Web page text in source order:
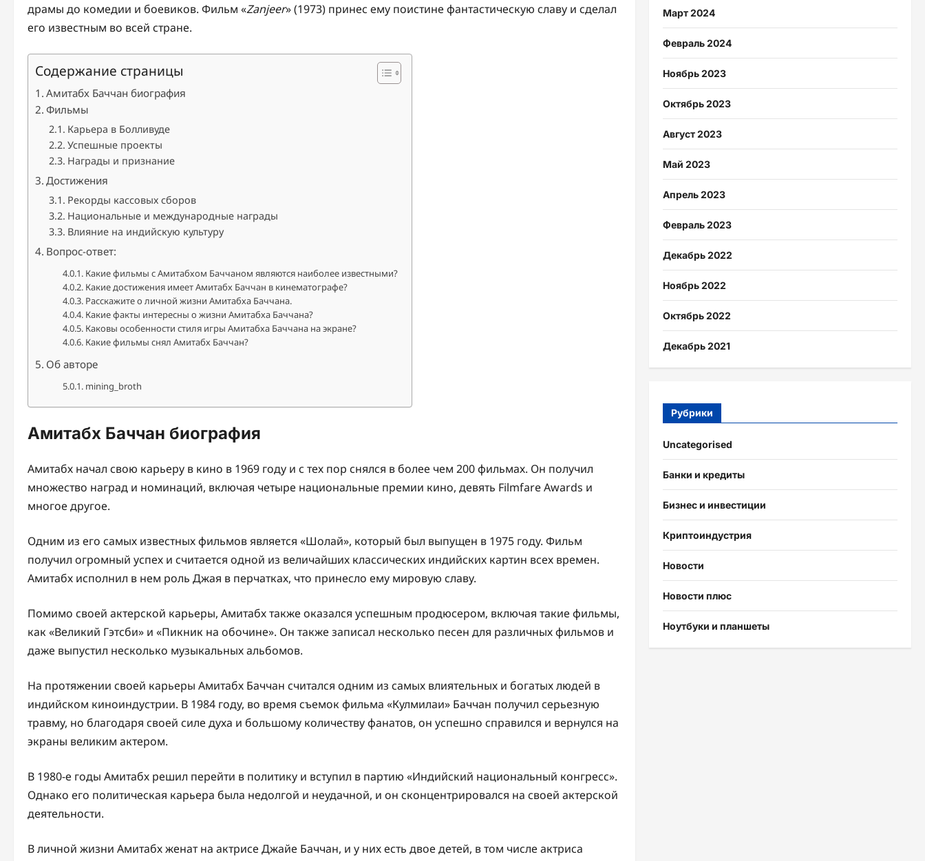
драмы до комедии и боевиков. Фильм «Zanjeer» (1973) принес ему поистине фантастическую славу и сделал
его известным во всей стране.
Содержание страницы
Амитабх Баччан биография
Фильмы
Карьера в Болливуде
Успешные проекты
Награды и признание
Достижения
Рекорды кассовых сборов
Национальные и международные награды
Влияние на индийскую культуру
Вопрос-ответ:
Какие фильмы с Амитабхом Баччаном являются наиболее известными?
Какие достижения имеет Амитабх Баччан в кинематографе?
Расскажите о личной жизни Амитабха Баччана.
Какие факты интересны о жизни Амитабха Баччана?
Каковы особенности стиля игры Амитабха Баччана на экране?
Какие фильмы снял Амитабх Баччан?
Об авторе
mining_broth
Амитабх Баччан биография
Амитабх начал свою карьеру в кино в 1969 году и с тех пор снялся в более чем 200 фильмах. Он получил
множество наград и номинаций, включая четыре национальные премии кино, девять Filmfare Awards и
многое другое.
Одним из его самых известных фильмов является «Шолай», который был выпущен в 1975 году. Фильм
получил огромный успех и считается одной из величайших классических индийских картин всех времен.
Амитабх исполнил в нем роль Джая в перчатках, что принесло ему мировую славу.
Помимо своей актерской карьеры, Амитабх также оказался успешным продюсером, включая такие фильмы,
как «Великий Гэтсби» и «Пикник на обочине». Он также записал несколько песен для различных фильмов и
даже выпустил несколько музыкальных альбомов.
На протяжении своей карьеры Амитабх Баччан считался одним из самых влиятельных и богатых людей в
индийском киноиндустрии. В 1984 году, во время съемок фильма «Кулмилаи» Баччан получил серьезную
травму, но благодаря своей силе духа и большому количеству фанатов, он успешно справился и вернулся на
экраны великим актером.
В 1980-е годы Амитабх решил перейти в политику и вступил в партию «Индийский национальный конгресс».
Однако его политическая карьера была недолгой и неудачной, и он сконцентрировался на своей актерской
деятельности.
В личной жизни Амитабх женат на актрисе Джайе Баччан, и у них есть двое детей, в том числе актриса
Март 2024
Февраль 2024
Ноябрь 2023
Октябрь 2023
Август 2023
Май 2023
Апрель 2023
Февраль 2023
Декабрь 2022
Ноябрь 2022
Октябрь 2022
Декабрь 2021
Рубрики
Uncategorised
Банки и кредиты
Бизнес и инвестиции
Криптоиндустрия
Новости
Новости плюс
Ноутбуки и планшеты